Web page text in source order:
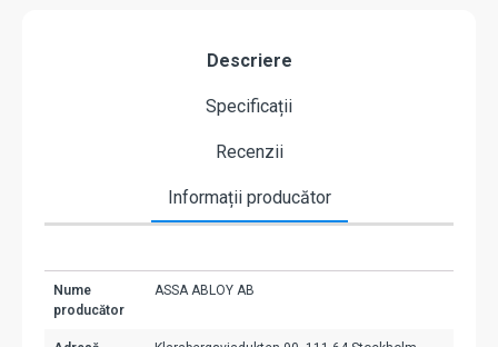
Descriere
Specificații
Recenzii
Informații producător
Nume
producător
ASSA ABLOY AB